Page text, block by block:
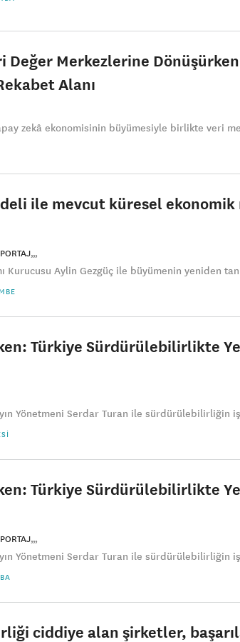
Değer Merkezlerine Dönüşürken:
Alanı
zekâ ekonomisinin büyümesiyle birlikte veri
ile mevcut küresel
Kurucusu Aylin Gezgüç ile büyümenin yeniden
Türkiye Sürdürülebilirlikte
Yönetmeni Serdar Turan ile sürdürülebilirliğin
Türkiye Sürdürülebilirlikte
Yönetmeni Serdar Turan ile sürdürülebilirliğin
ciddiye alan şirketler,